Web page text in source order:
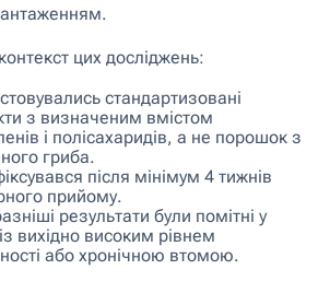
цих досліджень:
стандартизовані
з визначеним вмістом
і полісахаридів, а не порошок з
гриба.
після мінімум 4 тижнів
прийому.
результати були помітні у
вихідно високим рівнем
або хронічною втомою.